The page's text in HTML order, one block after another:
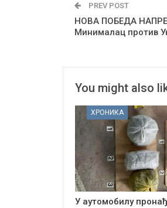
PREV POST
НОВА ПОБЕДА
Минималац против
You might also
ХРОНИКА
У аутомобилу